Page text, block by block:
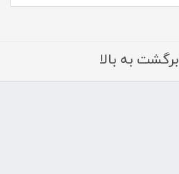
برگشت به بالا